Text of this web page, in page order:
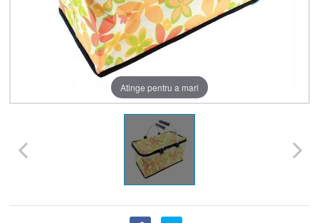
Atinge pentru a mari